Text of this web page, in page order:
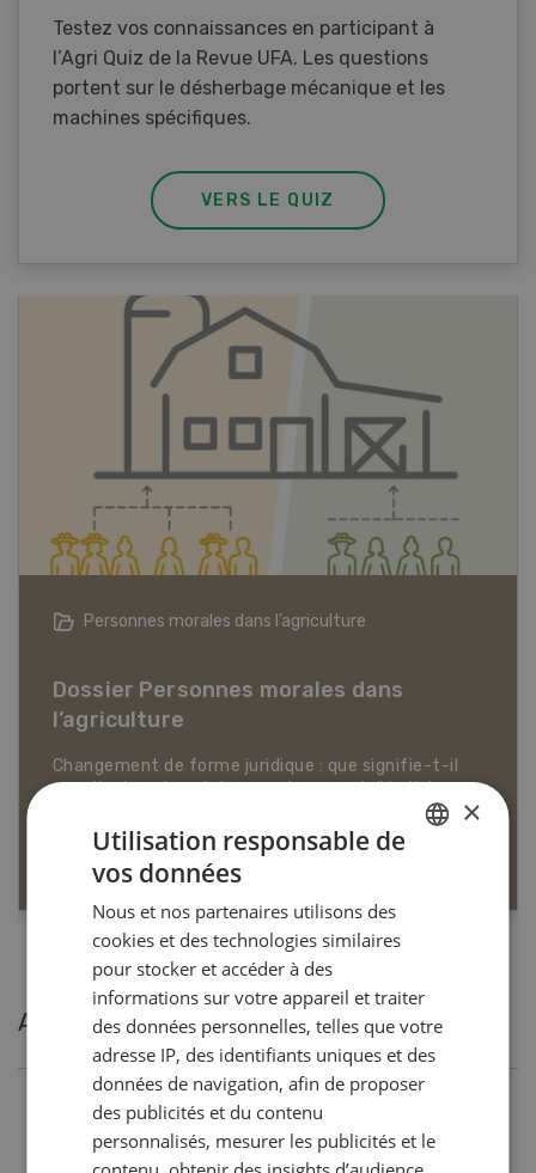
Testez vos connaissances en participant à
l’Agri Quiz de la Revue UFA. Les questions
portent sur le désherbage mécanique et les
machines spécifiques.
VERS LE QUIZ
Articles biologiques
Dossier Articles biologiques
EN SAVOIR PLUS
Articles les plus lues
Production animale
Noms de vaches en Suisse :
×
Utilisation responsable de
vos données
Nous et nos partenaires utilisons des
cookies et des technologies similaires
pour stocker et accéder à des
informations sur votre appareil et traiter
des données personnelles, telles que votre
adresse IP, des identifiants uniques et des
données de navigation, afin de proposer
des publicités et du contenu
personnalisés, mesurer les publicités et le